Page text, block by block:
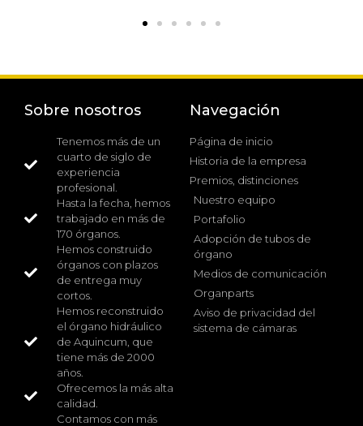
Sobre nosotros
Tenemos más de un
cuarto de siglo de
experiencia
profesional.
Hasta la fecha, hemos
trabajado en más de
170 órganos.
Hemos construido
órganos con plazos
de entrega muy
cortos.
Hemos reconstruido
el órgano hidráulico
de Aquincum, que
tiene más de 2000
años.
Ofrecemos la más alta
calidad.
Contamos con más
Navegación
Página de inicio
Historia de la empresa
Premios, distinciones
Nuestro equipo
Portafolio
Adopción de tubos de
órgano
Medios de comunicación
Organparts
Aviso de privacidad del
sistema de cámaras